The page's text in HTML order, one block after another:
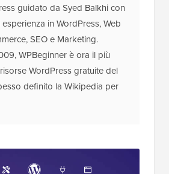
guidato da Syed Balkhi con
in WordPress, Web
SEO e Marketing.
WPBeginner è ora il più
WordPress gratuite del
definito la Wikipedia per